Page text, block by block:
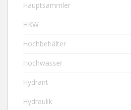
Hauptsammler
HKW
Hochbehälter
Hochwasser
Hydrant
Hydraulik